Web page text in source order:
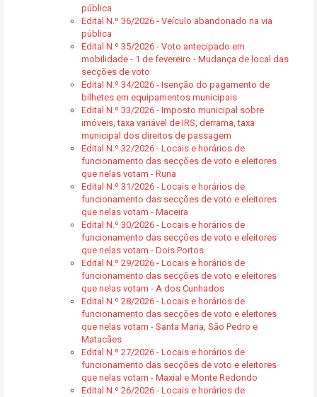
pública
Edital N.º 36/2026 - Veículo abandonado na via
pública
Edital N.º 35/2026 - Voto antecipado em
mobilidade - 1 de fevereiro - Mudança de local das
secções de voto
Edital N.º 34/2026 - Isenção do pagamento de
bilhetes em equipamentos municipais
Edital N.º 33/2026 - Imposto municipal sobre
imóveis, taxa variável de IRS, derrama, taxa
municipal dos direitos de passagem
Edital N.º 32/2026 - Locais e horários de
funcionamento das secções de voto e eleitores
que nelas votam - Runa
Edital N.º 31/2026 - Locais e horários de
funcionamento das secções de voto e eleitores
que nelas votam - Maceira
Edital N.º 30/2026 - Locais e horários de
funcionamento das secções de voto e eleitores
que nelas votam - Dois Portos
Edital N.º 29/2026 - Locais e horários de
funcionamento das secções de voto e eleitores
que nelas votam - A dos Cunhados
Edital N.º 28/2026 - Locais e horários de
funcionamento das secções de voto e eleitores
que nelas votam - Santa Maria, São Pedro e
Matacães
Edital N.º 27/2026 - Locais e horários de
funcionamento das secções de voto e eleitores
que nelas votam - Maxial e Monte Redondo
Edital N.º 26/2026 - Locais e horários de